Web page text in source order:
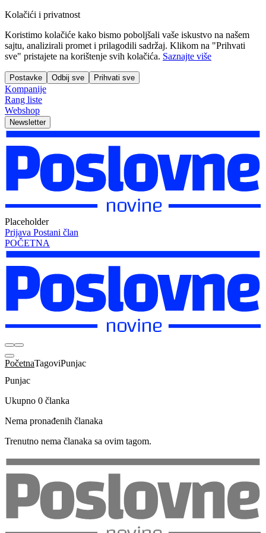
Kolačići i privatnost
Koristimo kolačiće kako bismo poboljšali vaše iskustvo na našem
sajtu, analizirali promet i prilagodili sadržaj. Klikom na "Prihvati
sve" pristajete na korištenje svih kolačića. Saznajte više
Postavke Odbij sve Prihvati sve
Kompanije
Rang liste
Webshop
Newsletter
Placeholder
Prijava Postani član
POČETNA
PočetnaTagoviPunjac
Punjac
Ukupno 0 članka
Nema pronađenih članaka
Trenutno nema članaka sa ovim tagom.